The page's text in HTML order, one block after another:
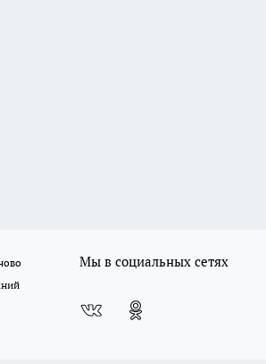
Мы в социальных сетях